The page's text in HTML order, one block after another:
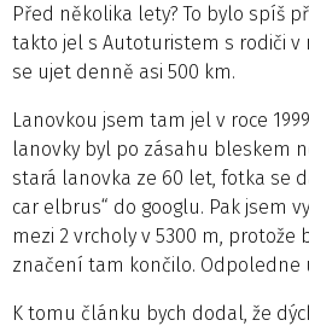
Před několika lety? To bylo spíš
takto jel s Autoturistem s rodiči v
se ujet denně asi 500 km.
Lanovkou jsem tam jel v roce
lanovky byl po zásahu bleskem
stará lanovka ze 60 let, fotka se
car elbrus“ do googlu. Pak jsem
mezi 2 vrcholy v 5300 m, protože
značení tam končilo. Odpoledne
K tomu článku bych dodal, že